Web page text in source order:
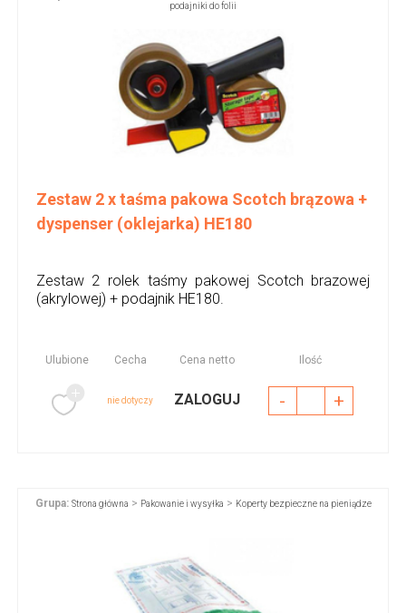
podajniki do folii
Zestaw 2 x taśma pakowa Scotch brązowa +
dyspenser (oklejarka) HE180
Zestaw 2 rolek taśmy pakowej Scotch brazowej
(akrylowej) + podajnik HE180.
Ulubione Cecha Cena netto Ilość
nie dotyczy ZALOGUJ - +
Grupa: Strona główna > Pakowanie i wysyłka > Koperty bezpieczne na pieniądze